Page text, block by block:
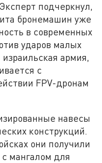
подчеркнул,
бронемашин уже
в современных
ударов малых
армия,
с
FPV-дронам
навесы
конструкций.
они получили
мангалом для